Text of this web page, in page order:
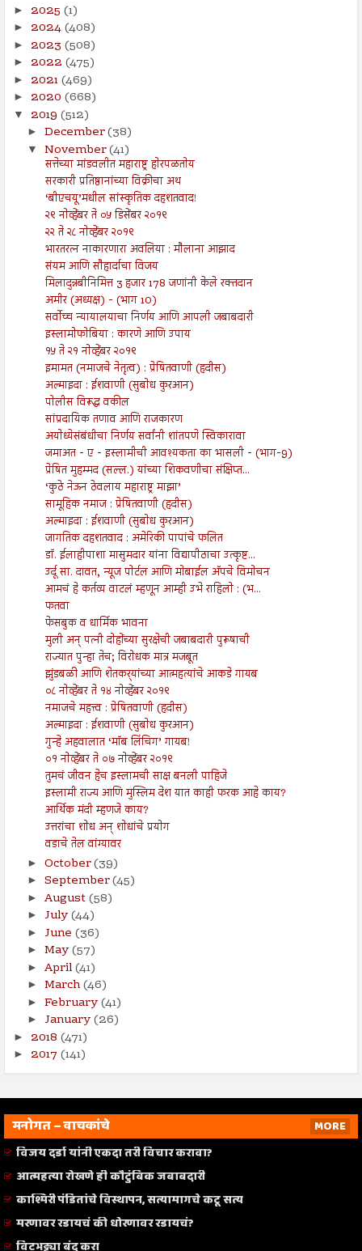
► 2025 (1)
► 2024(408)
► 2023 (508)
► 2022 (475)
► 2021(469)
► 2020 (668)
▼ 2019 (512)
► December(38)
▼ November(41)
सत्तेच्या मांडवलीत महाराष्ट्र होरपळतोय
सरकारी प्रतिष्ठानांच्या विक्रीचा अथ
‘बीएचयू’मधील सांस्कृतिक दहशतवाद!
२९ नोव्हेंबर ते ०५ डिसेंबर २०१९
२२ ते २८ नोव्हेंबर २०१९
भारतरत्न नाकारणारा अवलिया : मौलाना आझाद
संयम आणि सौहार्दाचा विजय
मिलादुन्नबीनिमित्त 3 हजार 178 जणांनी केले रक्तदान
अमीर (अध्यक्ष) - (भाग 10)
सर्वोच्च न्यायालयाचा निर्णय आणि आपली जबाबदारी
इस्लामोफोबिया : कारणे आणि उपाय
१५ ते २१ नोव्हेंबर २०१९
इमामत (नमाजचे नेतृत्व) : प्रेषितवाणी (हदीस)
अल्माइदा : ईशवाणी (सुबोध कुरआन)
पोलीस विरूद्ध वकील
सांप्रदायिक तणाव आणि राजकारण
अयोध्येसंबंधीचा निर्णय सर्वांनी शांतपणे स्विकारावा
जमाअत - ए - इस्लामीची आवश्यकता का भासली - (भाग-9)
प्रेषित मुहम्मद (सल्ल.) यांच्या शिकवणीचा संक्षिप्त...
‘कुठे नेऊन ठेवलाय महाराष्ट्र माझा’
सामूहिक नमाज : प्रेषितवाणी (हदीस)
अल्माइदा : ईशवाणी (सुबोध कुरआन)
जागतिक दहशतवाद : अमेरिकी पापांचे फलित
डॉ. ईलाहीपाशा मासुमदार यांना विद्यापीठाचा उत्कृष्ट...
उर्दू सा. दावत, न्यूज पोर्टल आणि मोबाईल अ‍ॅपचे विमोचन
आमचं हे कर्तव्य वाटलं म्हणून आम्ही उभे राहिलो : (भ...
फतवा
फेसबुक व धार्मिक भावना
मुली अन् पत्नी दोहोंच्या सुरक्षेची जबाबदारी पुरूषाची
राज्यात पुन्हा तेच; विरोधक मात्र मजबूत
झुंडबळी आणि शेतकर्‍यांच्या आत्महत्यांचे आकडे गायब
०८ नोव्हेंबर ते १४ नोव्हेंबर २०१९
नमाजचे महत्त्व : प्रेषितवाणी (हदीस)
अल्माइदा : ईशवाणी (सुबोध कुरआन)
गुन्हे अहवालात ‘मॉब लिंचिग’ गायब!
०१ नोव्हेंबर ते ०७ नोव्हेंबर २०१९
तुमचं जीवन हेच इस्लामची साक्ष बनली पाहिजे
इस्लामी राज्य आणि मुस्लिम देश यात काही फरक आहे काय?
आर्थिक मंदी म्हणजे काय?
उत्तरांचा शोध अन् शोधांचे प्रयोग
वडाचे तेल वांग्यावर
► October(39)
► September(45)
► August(58)
► July(44)
► June (36)
► May(57)
► April(41)
► March(46)
► February(41)
► January(26)
► 2018 (471)
► 2017 (141)
मनोगत – वाचकांचे
MORE
विजय दर्डा यांनी एकदा तरी विचार करावा?
आत्महत्या रोखणे ही कौटुंबिक जबाबदारी
काश्मिरी पंडितांचे विस्थापन, सत्यामागचे कटू सत्य
मरणावर रडायचं की धोरणावर रडायचं?
विटभट्ट्या बंद करा